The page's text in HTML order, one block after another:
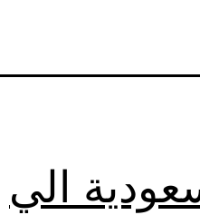
الي